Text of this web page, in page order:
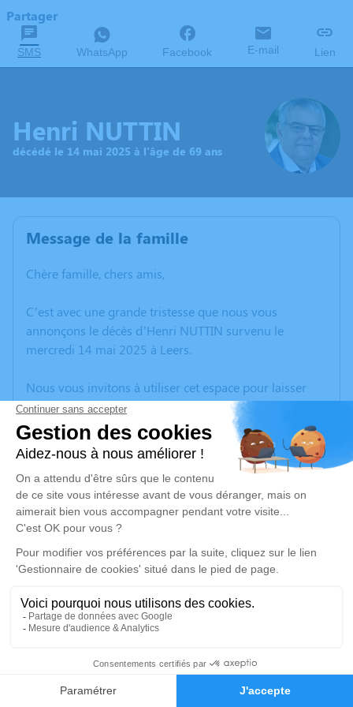
Faire-part Hommages
Partager
SMS WhatsApp Facebook E-mail Lien
Henri NUTTIN
décédé le 14 mai 2025 à l'âge de 69 ans
Message de la famille
Chère famille, chers amis,
C’est avec une grande tristesse que nous vous
annonçons le décès d’Henri NUTTIN survenu le
mercredi 14 mai 2025 à Leers.
Nous vous invitons à utiliser cet espace pour laisser
vos condoléances, partager des photos souvenirs, une
anecdote ou exprimer vos pensées à travers des
poèmes ou des textes. Cet endroit est un lieu
d'expression dédié à honorer la mémoire d’Henri
NUTTIN.
Un service de plantation d’arbre hommage est
disponible ici.
Je rends hommage
Cérémonie religieuse
Église Saint Vaast de Leers
59115 Leers